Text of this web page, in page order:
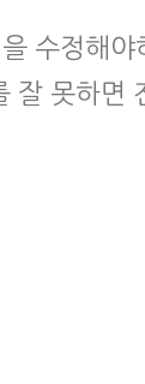
수정해야
잘 못하면